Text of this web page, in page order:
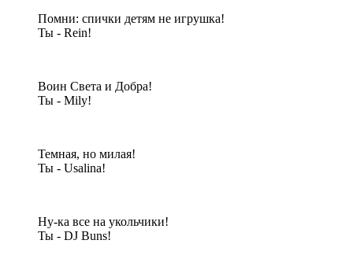
Помни: спички детям не игрушка!
Ты - Rein!
Воин Света и Добра!
Ты - Mily!
Темная, но милая!
Ты - Usalina!
Ну-ка все на укольчики!
Ты - DJ Buns!